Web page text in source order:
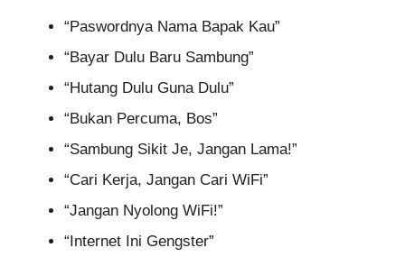
“Paswordnya Nama Bapak Kau”
“Bayar Dulu Baru Sambung”
“Hutang Dulu Guna Dulu”
“Bukan Percuma, Bos”
“Sambung Sikit Je, Jangan Lama!”
“Cari Kerja, Jangan Cari WiFi”
“Jangan Nyolong WiFi!”
“Internet Ini Gengster”